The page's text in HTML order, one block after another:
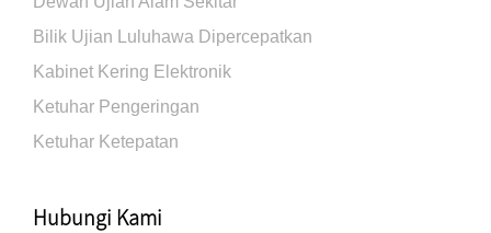
Bilik Ujian Luluhawa Dipercepatkan
Kabinet Kering Elektronik
Ketuhar Pengeringan
Ketuhar Ketepatan
Hubungi Kami